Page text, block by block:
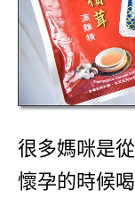
很多媽咪是
懷孕的時候